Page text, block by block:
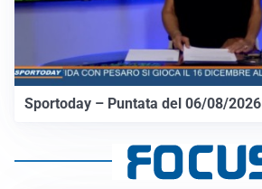
Sportoday – Puntata del 06/08/2026